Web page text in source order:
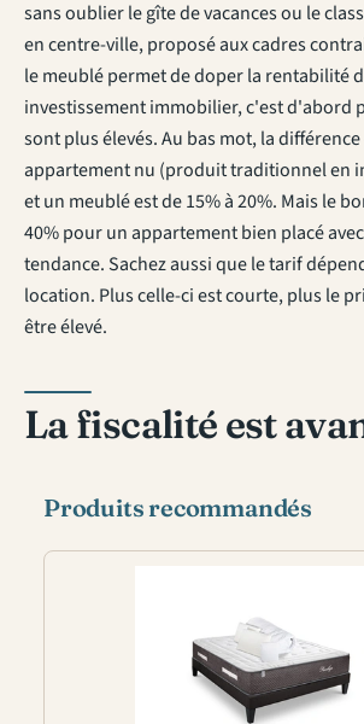
sans oublier le gîte de vacances ou le
en centre-ville, proposé aux cadres
le meublé permet de doper la rentabilité
investissement immobilier, c'est d'abord
sont plus élevés. Au bas mot, la
appartement nu (produit traditionnel en
et un meublé est de 15% à 20%. Mais le
40% pour un appartement bien placé
tendance. Sachez aussi que le tarif
location. Plus celle-ci est courte, plus le
être élevé.
La fiscalité est
Produits recommandés